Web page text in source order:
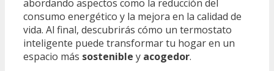
abordando aspectos como la reducción del
consumo energético y la mejora en la calidad de
vida. Al final, descubrirás cómo un termostato
inteligente puede transformar tu hogar en un
espacio más sostenible y acogedor.